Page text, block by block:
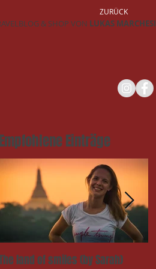
& SHOP VON LUKAS MARCHESI
ZURÜCK
Empfohlene Einträge
land of smiles (by Sarah)